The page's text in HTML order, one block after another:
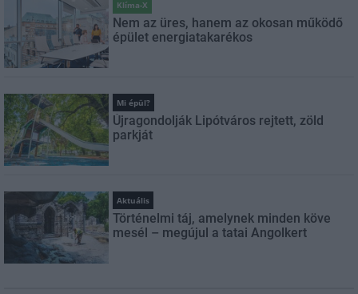
Klíma-X
Nem az üres, hanem az okosan működő
épület energiatakarékos
Mi épül?
Újragondolják Lipótváros rejtett, zöld
parkját
Aktuális
Történelmi táj, amelynek minden köve
mesél – megújul a tatai Angolkert